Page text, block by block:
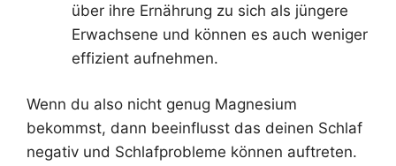
über ihre Ernährung zu sich als jüngere
Erwachsene und können es auch weniger
effizient aufnehmen.
Wenn du also nicht genug Magnesium
bekommst, dann beeinflusst das deinen Schlaf
negativ und Schlafprobleme können auftreten.